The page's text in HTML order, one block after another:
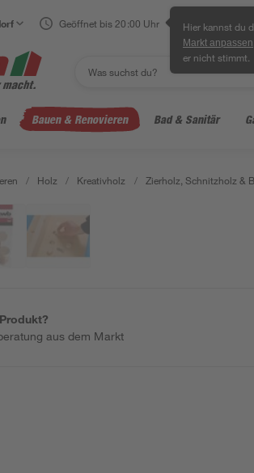
Geöffnet bis 20:00 Uhr Hier kannst du
Markt anpassen
er nicht stimmt.
Bauen & Renovieren Bad & Sanitär
/ Holz / Kreativholz / Zierholz, Schnitzholz &
aus dem Markt